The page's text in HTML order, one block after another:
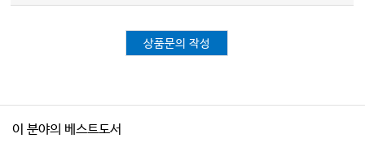
상품문의 작성
이 분야의 베스트도서